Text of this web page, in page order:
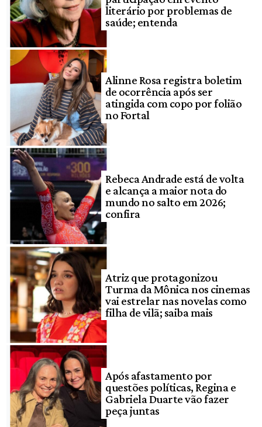
literário por problemas de
saúde; entenda
Alinne Rosa registra boletim
de ocorrência após ser
atingida com copo por folião
no Fortal
Rebeca Andrade está de volta
e alcança a maior nota do
mundo no salto em 2026;
confira
Atriz que protagonizou
Turma da Mônica nos cinemas
vai estrelar nas novelas como
filha de vilã; saiba mais
Após afastamento por
questões políticas, Regina e
Gabriela Duarte vão fazer
peça juntas